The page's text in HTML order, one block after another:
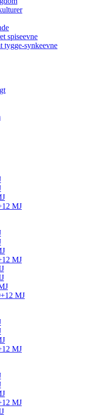
spiseevne
tygge-synkeevne
MJ
MJ
MJ
MJ
MJ